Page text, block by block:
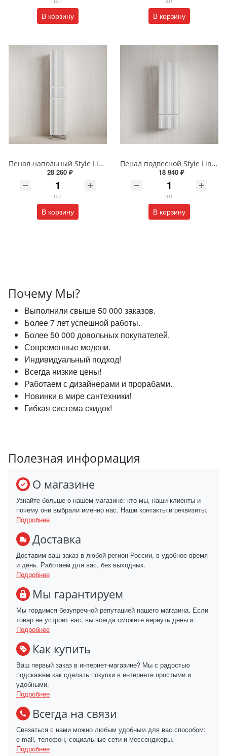
В корзину В корзину
Пенал напольный Style Line МАРОККО 36 см ЛС-00002515 белый матовый
28 260 ₽
шт
В корзину
Пенал подвесной Style Line МАРОККО 36 см ЛС-00002523 белый матовый
18 940 ₽
шт
В корзину
Почему Мы?
Выполнили свыше 50 000 заказов.
Более 7 лет успешной работы.
Более 50 000 довольных покупателей.
Современные модели.
Индивидуальный подход!
Всегда низкие цены!
Работаем с дизайнерами и прорабами.
Новинки в мире сантехники!
Гибкая система скидок!
Полезная информация
О магазине
Узнайте больше о нашем магазине: кто мы, наши клиенты и
почему они выбрали именно нас. Наши контакты и реквизиты.
Подробнее
Доставка
Доставим ваш заказ в любой регион России, в удобное время
и день. Работаем для вас, без выходных.
Подробнее
Мы гарантируем
Мы гордимся безупречной репутацией нашего магазина. Если
товар не устроит вас, вы всегда сможете вернуть деньги.
Подробнее
Как купить
Ваш первый заказ в интернет-магазине? Мы с радостью
подскажем как сделать покупки в интернете простыми и
удобными.
Подробнее
Всегда на связи
Связаться с нами можно любым удобным для вас способом:
e-mail, телефон, социальные сети и мессенджеры.
Подробнее